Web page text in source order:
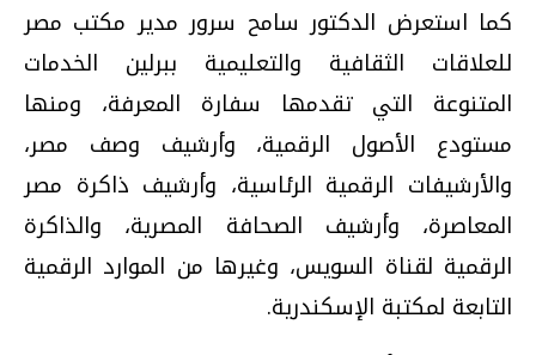
كما استعرض الدكتور سامح سرور مدير مكتب مصر
للعلاقات الثقافية والتعليمية ببرلين الخدمات
المتنوعة التي تقدمها سفارة المعرفة، ومنها
مستودع الأصول الرقمية، وأرشيف وصف مصر،
والأرشيفات الرقمية الرئاسية، وأرشيف ذاكرة مصر
المعاصرة، وأرشيف الصحافة المصرية، والذاكرة
الرقمية لقناة السويس، وغيرها من الموارد الرقمية
التابعة لمكتبة الإسكندرية.